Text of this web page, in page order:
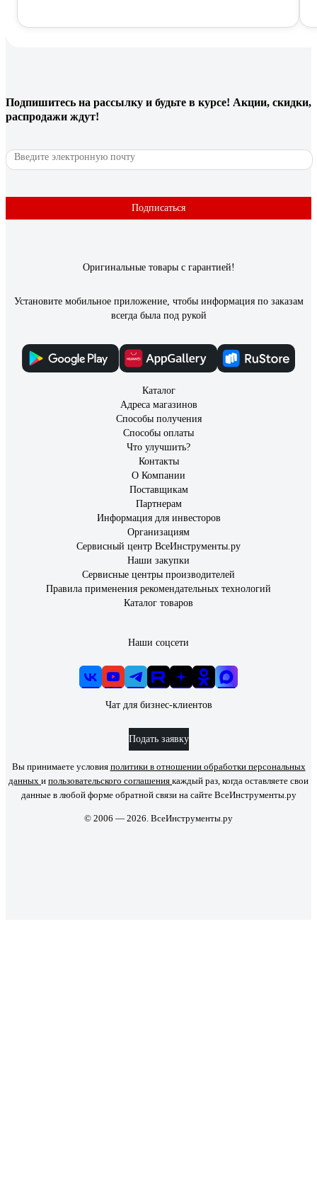
Подпишитесь на рассылку и будьте в курсе! Акции, скидки,
распродажи ждут!
Подписаться
Оригинальные товары с гарантией!
Установите мобильное приложение, чтобы информация по заказам
всегда была под рукой
Каталог
Адреса магазинов
Способы получения
Способы оплаты
Что улучшить?
Контакты
О Компании
Поставщикам
Партнерам
Информация для инвесторов
Организациям
Сервисный центр ВсеИнструменты.ру
Наши закупки
Сервисные центры производителей
Правила применения рекомендательных технологий
Каталог товаров
Наши соцсети
Чат для бизнес-клиентов
Подать заявку
Вы принимаете условия политики в отношении обработки персональных
данных и пользовательского соглашения каждый раз, когда оставляете свои
данные в любой форме обратной связи на сайте ВсеИнструменты.ру
© 2006 — 2026. ВсеИнструменты.ру